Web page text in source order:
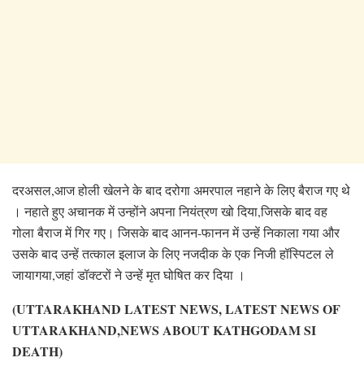
दरअसल,आज होली खेलने के बाद दरोगा अमरपाल नहाने के लिए बैराज गए थे
। नहाते हुए अचानक में उन्होंने अपना नियंत्रण खो दिया,जिसके बाद वह
गोला बैराज में गिर गए। जिसके बाद आनन-फानन में उन्हें निकाला गया और
उसके बाद उन्हें तत्काल इलाज के लिए नजदीक के एक निजी हॉस्पिटल ले
जायागया,जहां डॉक्टरों ने उन्हें मृत घोषित कर दिया ।
(UTTARAKHAND LATEST NEWS, LATEST NEWS OF
UTTARAKHAND,NEWS ABOUT KATHGODAM SI
DEATH)